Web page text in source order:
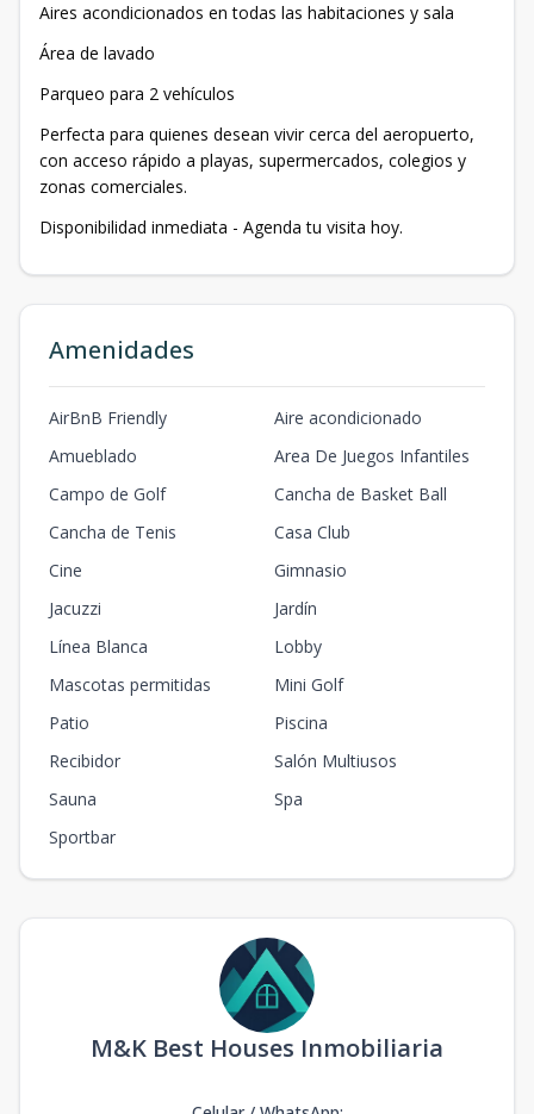
Aires acondicionados en todas las habitaciones y sala
Área de lavado
Parqueo para 2 vehículos
Perfecta para quienes desean vivir cerca del aeropuerto,
con acceso rápido a playas, supermercados, colegios y
zonas comerciales.
Disponibilidad inmediata - Agenda tu visita hoy.
Amenidades
AirBnB Friendly
Aire acondicionado
Amueblado
Area De Juegos Infantiles
Campo de Golf
Cancha de Basket Ball
Cancha de Tenis
Casa Club
Cine
Gimnasio
Jacuzzi
Jardín
Línea Blanca
Lobby
Mascotas permitidas
Mini Golf
Patio
Piscina
Recibidor
Salón Multiusos
Sauna
Spa
Sportbar
M&K Best Houses Inmobiliaria